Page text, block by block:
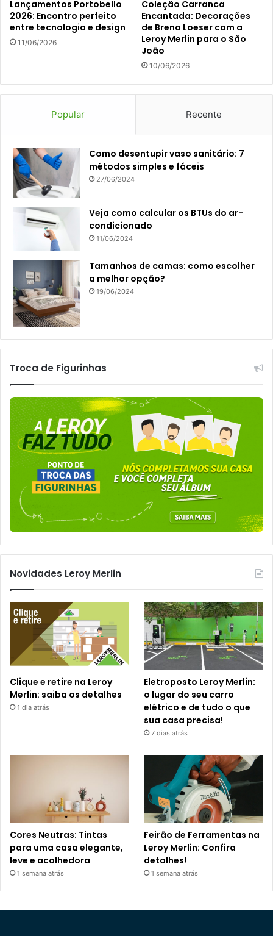
Lançamentos Portobello
2026: Encontro perfeito
entre tecnologia e design
11/06/2026
Coleção Carranca
Encantada: Decorações
de Breno Loeser com a
Leroy Merlin para o São
João
10/06/2026
Popular Recente
Como desentupir vaso sanitário: 7
métodos simples e fáceis
27/06/2024
Veja como calcular os BTUs do ar-
condicionado
11/06/2024
Tamanhos de camas: como escolher
a melhor opção?
19/06/2024
Troca de Figurinhas
Novidades Leroy Merlin
Clique e retire na Leroy
Merlin: saiba os detalhes
1 dia atrás
Eletroposto Leroy Merlin:
o lugar do seu carro
elétrico e de tudo o que
sua casa precisa!
7 dias atrás
Cores Neutras: Tintas
para uma casa elegante,
leve e acolhedora
1 semana atrás
Feirão de Ferramentas na
Leroy Merlin: Confira
detalhes!
1 semana atrás